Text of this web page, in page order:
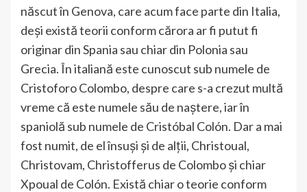
născut în Genova, care acum face parte din Italia,
deși există teorii conform cărora ar fi putut fi
originar din Spania sau chiar din Polonia sau
Grecia. În italiană este cunoscut sub numele de
Cristoforo Colombo, despre care s-a crezut multă
vreme că este numele său de naștere, iar în
spaniolă sub numele de Cristóbal Colón. Dar a mai
fost numit, de el însuși și de alții, Christoual,
Christovam, Christofferus de Colombo și chiar
Xpoual de Colón. Există chiar o teorie conform